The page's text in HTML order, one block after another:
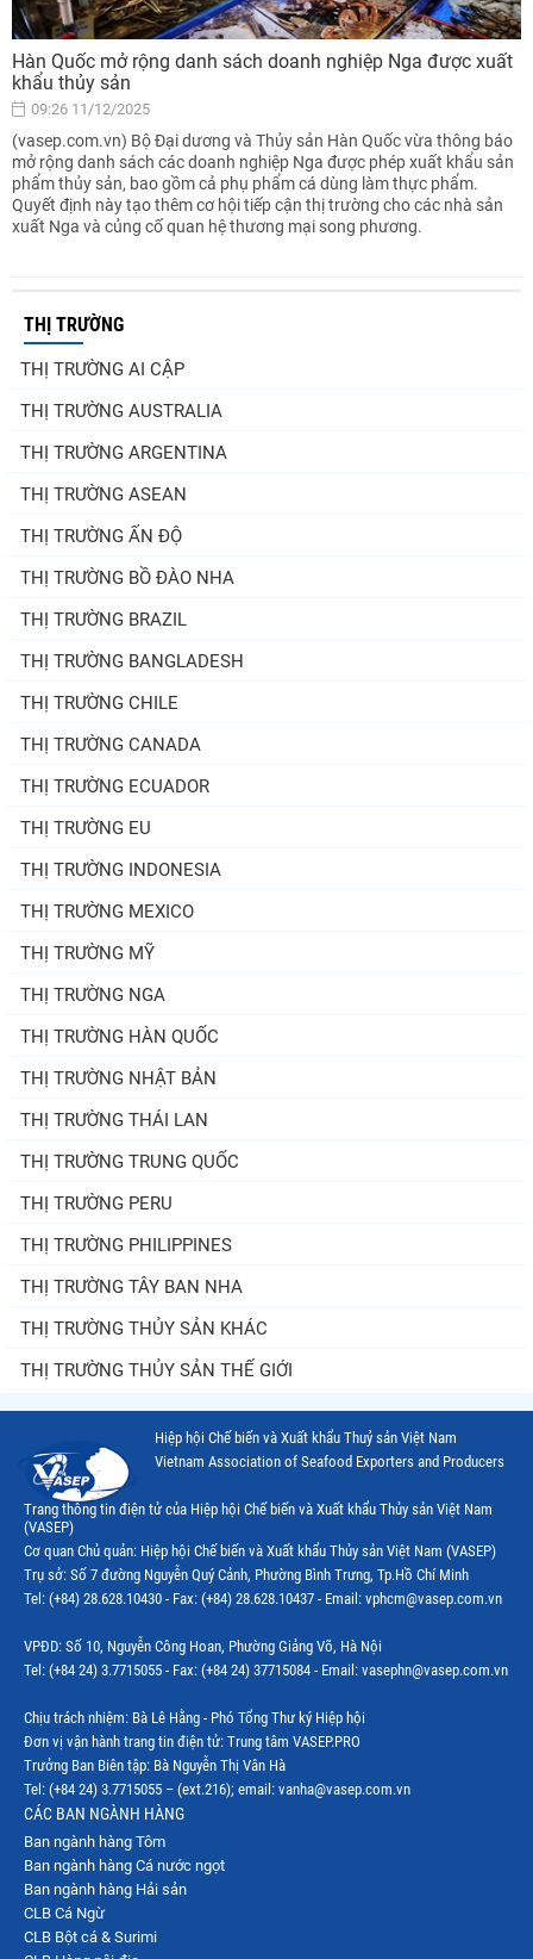
Hàn Quốc mở rộng danh sách doanh nghiệp Nga được xuất
khẩu thủy sản
09:26 11/12/2025
(vasep.com.vn) Bộ Đại dương và Thủy sản Hàn Quốc vừa thông báo
mở rộng danh sách các doanh nghiệp Nga được phép xuất khẩu sản
phẩm thủy sản, bao gồm cả phụ phẩm cá dùng làm thực phẩm.
Quyết định này tạo thêm cơ hội tiếp cận thị trường cho các nhà sản
xuất Nga và củng cố quan hệ thương mại song phương.
THỊ TRƯỜNG
THỊ TRƯỜNG AI CẬP
THỊ TRƯỜNG AUSTRALIA
THỊ TRƯỜNG ARGENTINA
THỊ TRƯỜNG ASEAN
THỊ TRƯỜNG ẤN ĐỘ
THỊ TRƯỜNG BỒ ĐÀO NHA
THỊ TRƯỜNG BRAZIL
THỊ TRƯỜNG BANGLADESH
THỊ TRƯỜNG CHILE
THỊ TRƯỜNG CANADA
THỊ TRƯỜNG ECUADOR
THỊ TRƯỜNG EU
THỊ TRƯỜNG INDONESIA
THỊ TRƯỜNG MEXICO
THỊ TRƯỜNG MỸ
THỊ TRƯỜNG NGA
THỊ TRƯỜNG HÀN QUỐC
THỊ TRƯỜNG NHẬT BẢN
THỊ TRƯỜNG THÁI LAN
THỊ TRƯỜNG TRUNG QUỐC
THỊ TRƯỜNG PERU
THỊ TRƯỜNG PHILIPPINES
THỊ TRƯỜNG TÂY BAN NHA
THỊ TRƯỜNG THỦY SẢN KHÁC
THỊ TRƯỜNG THỦY SẢN THẾ GIỚI
Hiệp hội Chế biến và Xuất khẩu Thuỷ sản Việt Nam
Vietnam Association of Seafood Exporters and Producers
Trang thông tin điện tử của Hiệp hội Chế biến và Xuất khẩu Thủy sản Việt Nam
(VASEP)
Cơ quan Chủ quản: Hiệp hội Chế biến và Xuất khẩu Thủy sản Việt Nam (VASEP)
Trụ sở: Số 7 đường Nguyễn Quý Cảnh, Phường Bình Trưng, Tp.Hồ Chí Minh
Tel: (+84) 28.628.10430 - Fax: (+84) 28.628.10437 - Email: vphcm@vasep.com.vn
VPĐD: Số 10, Nguyễn Công Hoan, Phường Giảng Võ, Hà Nội
Tel: (+84 24) 3.7715055 - Fax: (+84 24) 37715084 - Email: vasephn@vasep.com.vn
Chịu trách nhiệm: Bà Lê Hằng - Phó Tổng Thư ký Hiệp hội
Đơn vị vận hành trang tin điện tử: Trung tâm VASEP.PRO
Trưởng Ban Biên tập: Bà Nguyễn Thị Vân Hà
Tel: (+84 24) 3.7715055 – (ext.216); email: vanha@vasep.com.vn
CÁC BAN NGÀNH HÀNG
Ban ngành hàng Tôm
Ban ngành hàng Cá nước ngọt
Ban ngành hàng Hải sản
CLB Cá Ngừ
CLB Bột cá & Surimi